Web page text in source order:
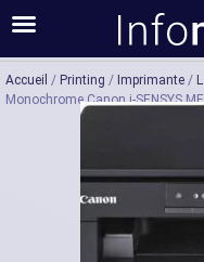
Acheter
Accueil / Printing / Imprimante /
Monochrome Canon i-SENSYS